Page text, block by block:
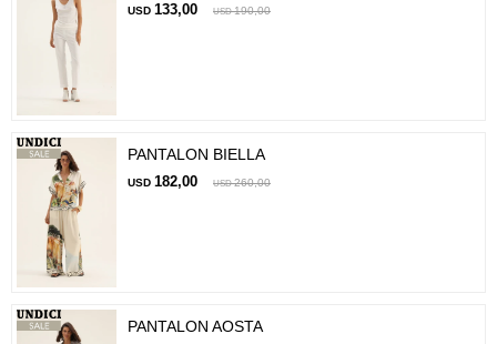
USD 133,00 USD 190,00
PANTALON BIELLA
USD 182,00 USD 260,00
PANTALON AOSTA